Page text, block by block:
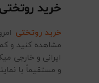
خرید روتختی
خرید روتختی
مشاهده کنید و
ایرانی و خارجی
و مستقیماً با